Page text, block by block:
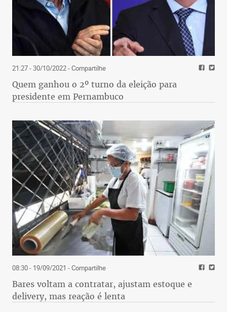
21:27 - 30/10/2022- Compartilhe
Quem ganhou o 2º turno da eleição para
presidente em Pernambuco
08:30 - 19/09/2021 - Compartilhe
Bares voltam a contratar, ajustam estoque e
delivery, mas reação é lenta